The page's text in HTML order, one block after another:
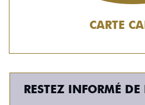
CARTE
RESTEZ INFORMÉ